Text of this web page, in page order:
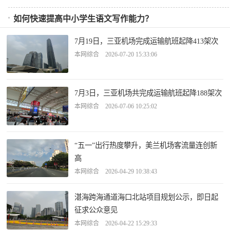
如何快速提高中小学生语文写作能力？
7月19日，三亚机场完成运输航班起降413架次
本网综合 2026-07-20 15:33:06
7月3日，三亚机场共完成运输航班起降188架次
本网综合 2026-07-06 10:25:02
“五一”出行热度攀升，美兰机场客流量连创新
高
本网综合 2026-04-29 10:38:43
湛海跨海通道海口北站项目规划公示，即日起
征求公众意见
本网综合 2026-04-22 15:29:33